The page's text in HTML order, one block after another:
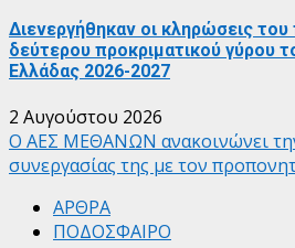
Διενεργήθηκαν οι κληρώσεις
δεύτερου προκριματικού γύρου
Ελλάδας 2026-2027
2 Αυγούστου 2026
Ο ΑΕΣ ΜΕΘΑΝΩΝ ανακοινώνει
συνεργασίας της με τον
ΑΡΘΡΑ
ΠΟΔΟΣΦΑΙΡΟ